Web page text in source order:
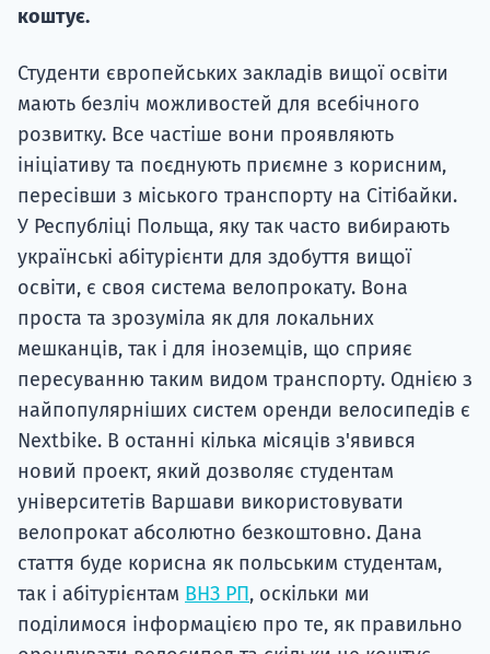
коштує.
Студенти європейських закладів вищої освіти
мають безліч можливостей для всебічного
розвитку. Все частіше вони проявляють
ініціативу та поєднують приємне з корисним,
пересівши з міського транспорту на Сітібайки.
У Республіці Польща, яку так часто вибирають
українські абітурієнти для здобуття вищої
освіти, є своя система велопрокату. Вона
проста та зрозуміла як для локальних
мешканців, так і для іноземців, що сприяє
пересуванню таким видом транспорту. Однією з
найпопулярніших систем оренди велосипедів є
Nextbike. В останні кілька місяців з'явився
новий проект, який дозволяє студентам
університетів Варшави використовувати
велопрокат абсолютно безкоштовно. Дана
стаття буде корисна як польським студентам,
так і абітурієнтам ВНЗ РП, оскільки ми
поділимося інформацією про те, як правильно